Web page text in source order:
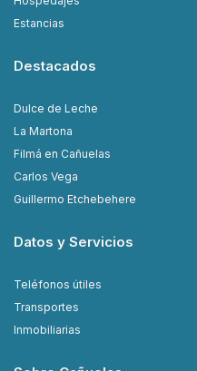
Estancias
Destacados
Dulce de Leche
La Martona
Filmá en Cañuelas
Carlos Vega
Guillermo Etchebehere
Datos y Servicios
Teléfonos útiles
Transportes
Inmobiliarias